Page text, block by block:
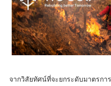
จากวิสัยทัศน์ที่จะยกระดับมาตรก